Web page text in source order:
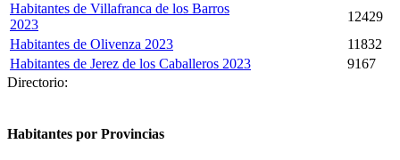
Habitantes de Villafranca de los Barros
2023
12429
Habitantes de Olivenza 2023
11832
Habitantes de Jerez de los Caballeros 2023
9167
Directorio:
Habitantes por Provincias